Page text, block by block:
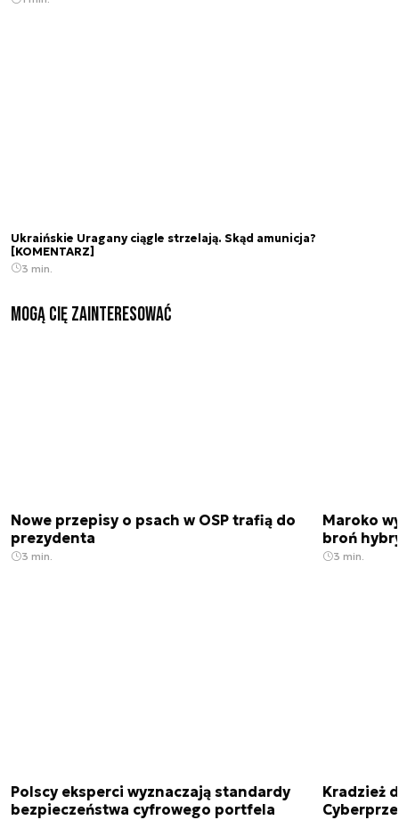
Ukraińskie Uragany ciągle strzelają. Skąd amunicja?
[KOMENTARZ]
3 min.
Mogą Cię zainteresować
Nowe przepisy o psach w OSP trafią do
prezydenta
3 min.
Maroko
broń
3 min.
Polscy eksperci wyznaczają standardy
bezpieczeństwa cyfrowego portfela
Kradzież